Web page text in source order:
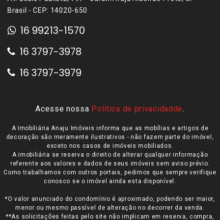
Brasil - CEP: 14020-650
16 99213-1570
16 3797-3978
16 3797-3979
Acesse nossa Política de privacidadde.
A Imobiliária Anaju Imóveis informa que as mobílias e artigos de
decoração são meramente ilustrativos - não fazem parte do imóvel,
exceto nos casos de imóveis mobiliados.
A imobiliária se reserva o direito de alterar qualquer informação
referente aos valores e dados de seus imóveis sem aviso prévio.
Como trabalhamos com outros portais, pedimos que sempre verifique
conosco se o imóvel ainda esta disponível.
*O valor anunciado do condomínio é aproximado, podendo ser maior,
menor ou mesmo passível de alteração no decorrer da venda.
**As solicitações feitas pelo site não implicam em reserva, compra,